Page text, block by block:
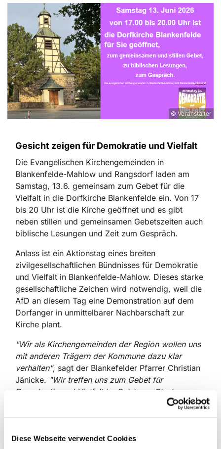
Diese Webseite verwendet Cookies
© Veranstalter
Gesicht zeigen für Demokratie und Vielfalt
Die Evangelischen Kirchengemeinden in
Blankenfelde-Mahlow und Rangsdorf laden am
Samstag, 13.6. gemeinsam zum Gebet für die
Vielfalt in die Dorfkirche Blankenfelde ein. Von 17
bis 20 Uhr ist die Kirche geöffnet und es gibt
neben stillen und gemeinsamen Gebetszeiten auch
biblische Lesungen und Zeit zum Gespräch.
Anlass ist ein Aktionstag eines breiten
zivilgesellschaftlichen Bündnisses für Demokratie
und Vielfalt in Blankenfelde-Mahlow. Dieses starke
gesellschaftliche Zeichen wird notwendig, weil die
AfD an diesem Tag eine Demonstration auf dem
Dorfanger in unmittelbarer Nachbarschaft zur
Kirche plant.
"Wir als Kirchengemeinden der Region wollen uns
mit anderen Trägern der Kommune dazu klar
verhalten", sagt der Blankefelder Pfarrer Christian
Jänicke. "Wir treffen uns zum Gebet für
Demokratie und Vielfalt im Geist von Glaube,
Liebe, Hoffnung. Kommt vorbei und steht mit uns
ein für ein buntes und vielfältiges Brandenburg."
Die Evangelischen Kirchengemeinden